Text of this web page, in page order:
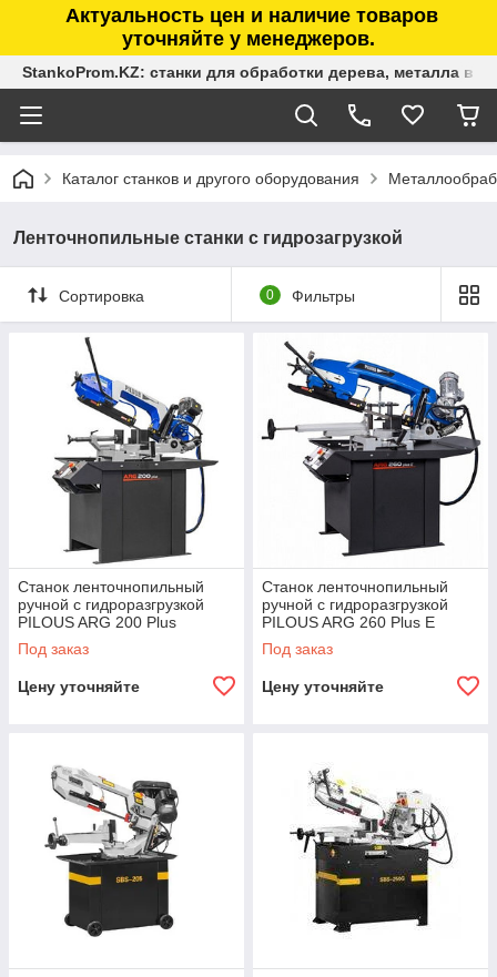
Актуальность цен и наличие товаров
уточняйте у менеджеров.
StankoProm.KZ: станки для обработки дерева, металла в
Каталог станков и другого оборудования
Ленточнопильные станки с гидрозагрузкой
Сортировка 0 Фильтры
Станок ленточнопильный
ручной с гидроразгрузкой
PILOUS ARG 200 Plus
Под заказ
Цену уточняйте
Станок ленточнопильный
ручной с гидроразгрузкой
PILOUS ARG 260 Plus E
Под заказ
Цену уточняйте